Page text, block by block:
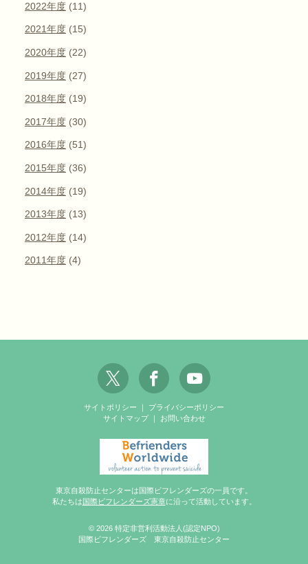
2022年度 (11)
2021年度 (15)
2020年度 (22)
2019年度 (27)
2018年度 (19)
2017年度 (30)
2016年度 (51)
2015年度 (36)
2014年度 (19)
2013年度 (13)
2012年度 (14)
2011年度 (4)
サイトポリシー ｜ プライバシーポリシー
サイトマップ｜ お問い合わせ
東京自殺防止センターは国際ビフレンダーズの一員です。
私たちは 国際ビフレンダーズ憲章に沿って活動しています。
© 2026 特定非営利活動法人(認定NPO)
国際ビフレンダーズ 東京自殺防止センター